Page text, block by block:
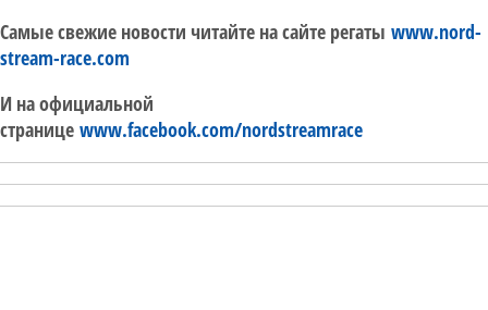
Самые свежие новости читайте на сайте регаты www.nord-
stream-race.com
И на официальной
странице www.facebook.com/nordstreamrace